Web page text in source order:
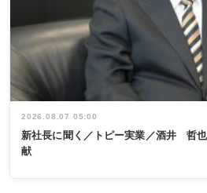
2026.08.07 05:00
新社長に聞く／トピー実業／酒井 哲
献